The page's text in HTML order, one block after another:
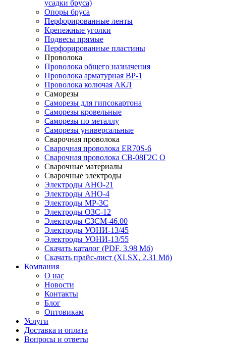
усадки бруса)
Опоры бруса
Перфорированные ленты
Крепежные уголки
Подвесы прямые
Перфорированные пластины
Проволока
Проволока общего назначения
Проволока арматурная ВР-1
Проволока колючая АКЛ
Саморезы
Саморезы для гипсокартона
Саморезы кровельные
Саморезы по металлу
Саморезы универсальные
Сварочная проволока
Сварочная проволока ER70S-6
Сварочная проволока СВ-08Г2С О
Сварочные материалы
Сварочные электроды
Электроды АНО-21
Электроды АНО-4
Электроды МР-3С
Электроды ОЗС-12
Электроды СЗСМ-46.00
Электроды УОНИ-13/45
Электроды УОНИ-13/55
Скачать каталог (PDF, 3.98 Мб)
Скачать прайс-лист (XLSX, 2.31 Мб)
Компания
О нас
Новости
Контакты
Блог
Оптовикам
Услуги
Доставка и оплата
Вопросы и ответы